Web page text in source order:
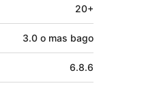
20+
3.0 o mas bago
6.8.6